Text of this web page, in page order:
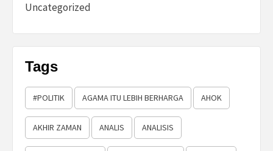
Uncategorized
Tags
#POLITIK AGAMA ITU LEBIH BERHARGA AHOK
AKHIR ZAMAN ANALIS ANALISIS